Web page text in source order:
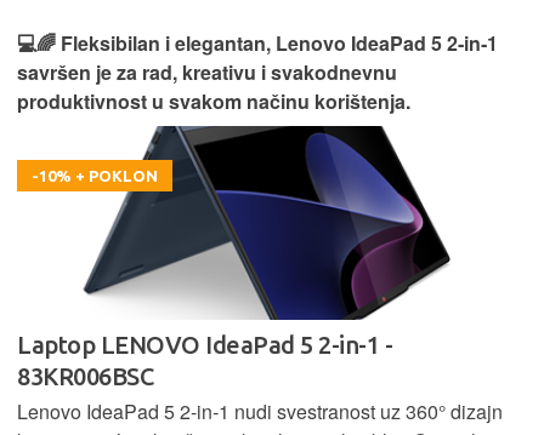
💻🌈 Fleksibilan i elegantan, Lenovo IdeaPad 5 2‑in‑1
savršen je za rad, kreativu i svakodnevnu
produktivnost u svakom načinu korištenja.
-10% + POKLON
Laptop LENOVO IdeaPad 5 2-in-1 -
83KR006BSC
Lenovo IdeaPad 5 2‑in‑1 nudi svestranost uz 360° dizajn